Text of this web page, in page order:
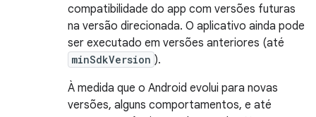
compatibilidade do app com versões futuras
na versão direcionada. O aplicativo ainda pode
ser executado em versões anteriores (até
minSdkVersion ).
À medida que o Android evolui para novas
versões, alguns comportamentos, e até